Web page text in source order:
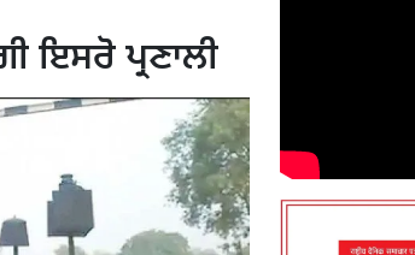
ਇਸਰੋ ਪ੍ਰਣਾਲੀ